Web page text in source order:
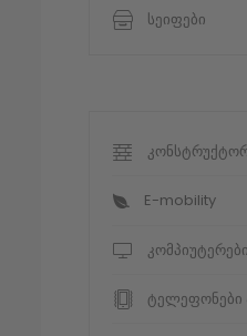
სეიფები
E-mobility
ტელეფონები